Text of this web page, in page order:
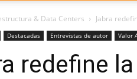
& Data Centers Jabra
Destacadas Entrevistas de autor Valor
redefine